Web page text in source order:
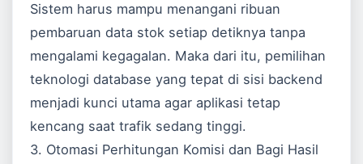
Sistem harus mampu menangani ribuan
pembaruan data stok setiap detiknya tanpa
mengalami kegagalan. Maka dari itu, pemilihan
teknologi database yang tepat di sisi backend
menjadi kunci utama agar aplikasi tetap
kencang saat trafik sedang tinggi.
3. Otomasi Perhitungan Komisi dan Bagi Hasil